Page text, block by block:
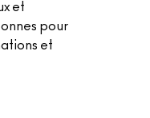
et
pour
et